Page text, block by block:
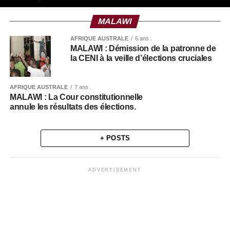
MALAWI
AFRIQUE AUSTRALE 6 ans .
MALAWI : Démission de la patronne de
la CENI à la veille d’élections cruciales
AFRIQUE AUSTRALE 7 ans .
MALAWI : La Cour constitutionnelle
annule les résultats des élections.
+ POSTS
ADVERTISEMENT